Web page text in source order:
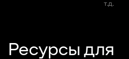
т.д.
Ресурсы для